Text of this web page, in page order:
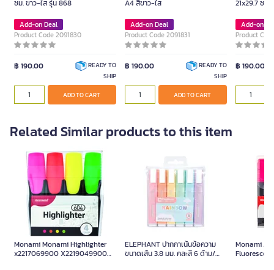
ซม. ขาว-ใส รุ่น 868
Add-on Deal
Product Code 2091830
฿ 190.00
READY TO
SHIP
ADD TO CART
A4 สีขาว-ใส
Add-on Deal
Product Code 2091831
฿ 190.00
READY TO
SHIP
ADD TO CART
21x29.7 ซม.
Add-on
Product
฿ 190.00
Related Similar products to this item
Monami Monami Highlighter
x2217069900 X2219049900
ELEPHANT ปากกาเน้นข้อความ
ขนาดเส้น 3.8 มม. คละสี 6 ด้าม/
Monami